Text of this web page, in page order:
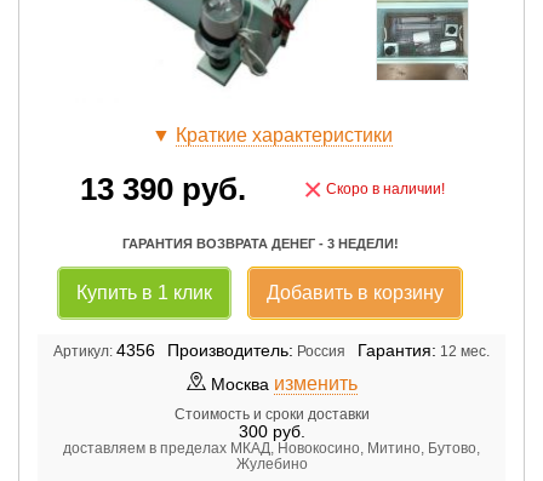
▼ Краткие характеристики
13 390 руб. × Скоро в наличии!
ГАРАНТИЯ ВОЗВРАТА ДЕНЕГ - 3 НЕДЕЛИ!
Купить в 1 клик Добавить в корзину
Артикул: 4356 Производитель: Россия Гарантия: 12 мес.
Москва изменить
Стоимость и сроки доставки
300руб.
доставляем в пределах МКАД, Новокосино, Митино, Бутово,
Жулебино